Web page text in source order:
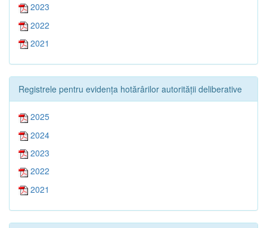
2023
2022
2021
Registrele pentru evidența hotărârilor autorității deliberative
2025
2024
2023
2022
2021